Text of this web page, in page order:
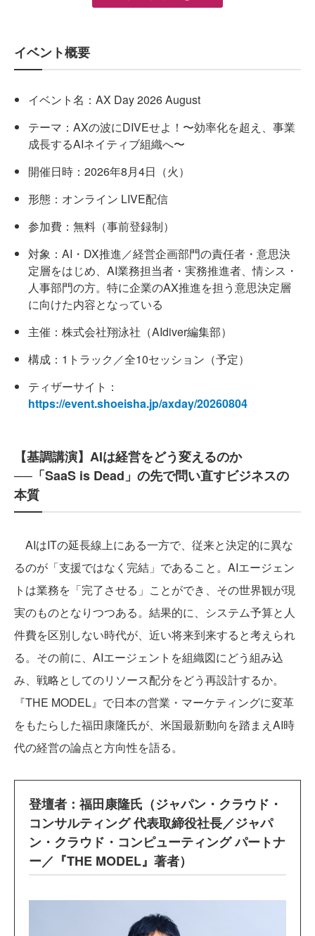
イベント概要
イベント名：AX Day 2026 August
テーマ：AXの波にDIVEせよ！〜効率化を超え、事業
成長するAIネイティブ組織へ〜
開催日時：2026年8月4日（火）
形態：オンライン LIVE配信
参加費：無料（事前登録制）
対象：AI・DX推進／経営企画部門の責任者・意思決
定層をはじめ、AI業務担当者・実務推進者、情シス・
人事部門の方。特に企業のAX推進を担う意思決定層
に向けた内容となっている
主催：株式会社翔泳社（AIdiver編集部）
構成：1トラック／全10セッション（予定）
ティザーサイト：
https://event.shoeisha.jp/axday/20260804
【基調講演】AIは経営をどう変えるのか
──「SaaS is Dead」の先で問い直すビジネスの
本質
AIはITの延長線上にある一方で、従来と決定的に異な
るのが「支援ではなく完結」であること。AIエージェン
トは業務を「完了させる」ことができ、その世界観が現
実のものとなりつつある。結果的に、システム予算と人
件費を区別しない時代が、近い将来到来すると考えられ
る。その前に、AIエージェントを組織図にどう組み込
み、戦略としてのリソース配分をどう再設計するか。
『THE MODEL』で日本の営業・マーケティングに変革
をもたらした福田康隆氏が、米国最新動向を踏まえAI時
代の経営の論点と方向性を語る。
登壇者：福田康隆氏（ジャパン・クラウド・
コンサルティング 代表取締役社長／ジャパ
ン・クラウド・コンピューティング パートナ
ー／『THE MODEL』著者）